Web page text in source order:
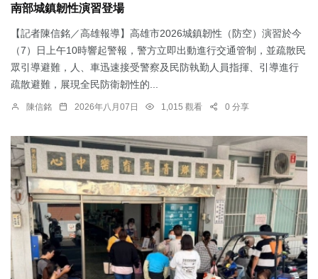
南部城鎮韌性演習登場
【記者陳信銘／高雄報導】高雄市2026城鎮韌性（防空）演習於今
（7）日上午10時響起警報，警方立即出動進行交通管制，並疏散民
眾引導避難，人、車迅速接受警察及民防執勤人員指揮、引導進行
疏散避難，展現全民防衛韌性的...
陳信銘 2026年八月07日 1,015 觀看 0 分享